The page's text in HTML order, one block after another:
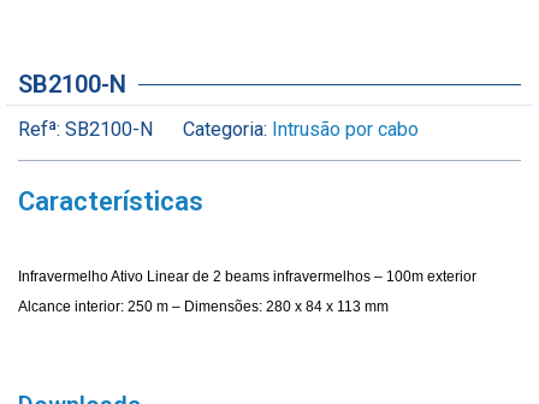
SB2100-N
Refª: SB2100-N Categoria: Intrusão por cabo
Características
Infravermelho Ativo Linear de 2 beams infravermelhos – 100m exterior
Alcance interior: 250 m – Dimensões: 280 x 84 x 113 mm